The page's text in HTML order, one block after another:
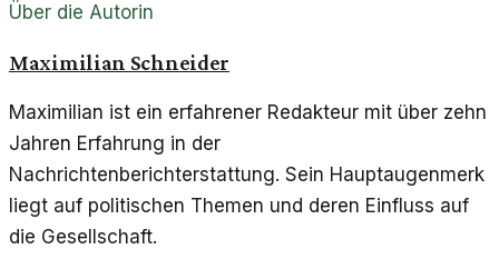
Über die Autorin
Maximilian Schneider
Maximilian ist ein erfahrener Redakteur mit über zehn
Jahren Erfahrung in der
Nachrichtenberichterstattung. Sein Hauptaugenmerk
liegt auf politischen Themen und deren Einfluss auf
die Gesellschaft.